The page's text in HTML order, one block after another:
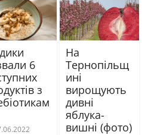
6
з
На
Тернопільщ
ині
вирощують
дивні
яблука-
вишні (фото)